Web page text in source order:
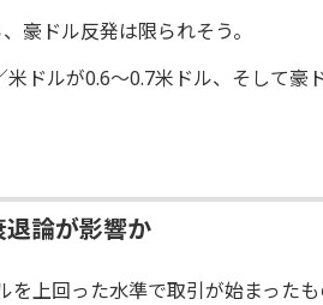
豪ドル反発は限られそう。
ドルが0.6～0.7米ドル、そして豪
論が影響か
を上回った水準で取引が始まった